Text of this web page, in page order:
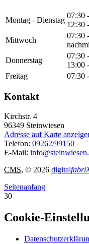
Montag - Dienstag
07:30
12:30
Mittwoch
07:30
Donnerstag
07:30
13:00
Freitag
07:30
Kontakt
Kirchstr. 4
96349 Steinwiesen
Adresse auf Karte
Telefon: 09262/99150
E-Mail:
CMS, © 2026 digital
Seitenanfang
30
Cookie-